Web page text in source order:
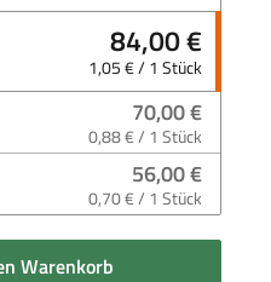
84,00 €
1,05 € / 1 Stück
70,00 €
0,88 € / 1 Stück
56,00 €
0,70 € / 1 Stück
die Schaltflächen um die
Warenkorb